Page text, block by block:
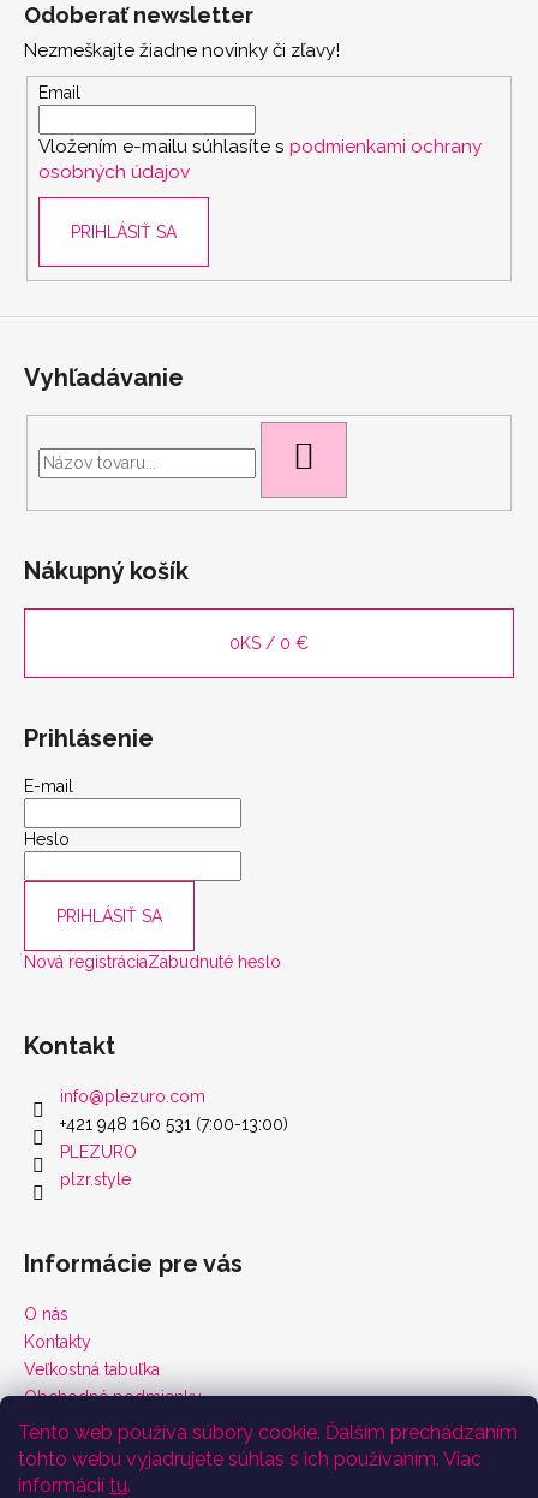
Tento web používa súbory cookie. Ďalším prechádzaním
tohto webu vyjadrujete súhlas s ich používaním. Viac
informácií tu.
Odoberať newsletter
Nezmeškajte žiadne novinky či zľavy!
Email
Vložením e-mailu súhlasíte s podmienkami ochrany
osobných údajov
PRIHLÁSIŤ SA
Vyhľadávanie
Nákupný košík
0KS / 0 €
Prihlásenie
E-mail
Heslo
PRIHLÁSIŤ SA
Nová registráciaZabudnuté heslo
Kontakt
info@plezuro.com
+421 948 160 531 (7:00-13:00)
PLEZURO
plzr.style
Informácie pre vás
O nás
Kontakty
Veľkostná tabuľka
Obchodné podmienky
Vrátenie tovaru a reklamácie
Podmienky ochrany osobných údajov
Certifikáty